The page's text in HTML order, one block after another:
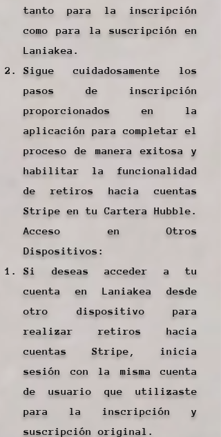
tanto para la inscripción
como para la suscripción en
Laniakea.
Sigue cuidadosamente los
pasos de inscripción
proporcionados en la
aplicación para completar el
proceso de manera exitosa y
habilitar la funcionalidad
de retiros hacia cuentas
Stripe en tu Cartera Hubble.
Acceso en Otros
Dispositivos:
Si deseas acceder a tu
cuenta en Laniakea desde
otro dispositivo para
realizar retiros hacia
cuentas Stripe, inicia
sesión con la misma cuenta
de usuario que utilizaste
para la inscripción y
suscripción original.